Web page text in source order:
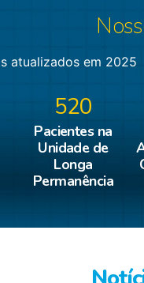
atualizados em 2025
520
Pacientes na
Unidade de
Longa
Permanência